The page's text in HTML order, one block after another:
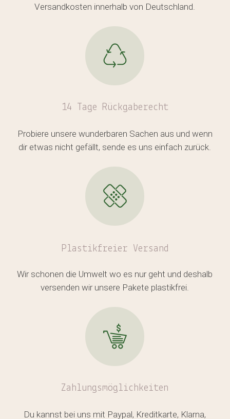
Versandkosten innerhalb von Deutschland.
14 Tage Rückgaberecht
Probiere unsere wunderbaren Sachen aus und wenn
dir etwas nicht gefällt, sende es uns einfach zurück.
Plastikfreier Versand
Wir schonen die Umwelt wo es nur geht und deshalb
versenden wir unsere Pakete plastikfrei.
Zahlungsmöglichkeiten
Du kannst bei uns mit Paypal, Kreditkarte, Klarna,